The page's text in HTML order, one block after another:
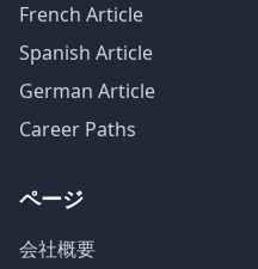
French Article
Spanish Article
German Article
Career Paths
ページ
会社概要